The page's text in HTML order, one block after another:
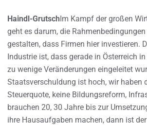
Haindl-GrutschIm Kampf der großen
geht es darum, die
gestalten, dass Firmen hier investieren.
Industrie ist, dass gerade in Österreich
zu wenige Veränderungen eingeleitet
Staatsverschuldung ist hoch, wir haben
Steuerquote, keine Bildungsreform,
brauchen 20, 30 Jahre bis zur
ihre Hausaufgaben machen, dann ist